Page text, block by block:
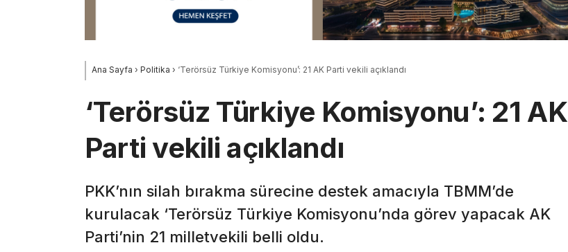
Ana Sayfa › Politika › ‘Terörsüz Türkiye Komisyonu’: 21 AK Parti vekili açıklandı
‘Terörsüz Türkiye Komisyonu’: 21 AK
Parti vekili açıklandı
PKK’nın silah bırakma sürecine destek amacıyla TBMM’de
kurulacak ‘Terörsüz Türkiye Komisyonu’nda görev yapacak AK
Parti’nin 21 milletvekili belli oldu.